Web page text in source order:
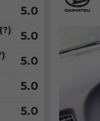
5.0
(?): 5.0
: 5.0
5.0
5.0